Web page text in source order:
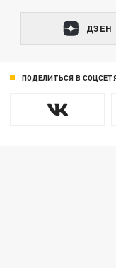
ДЗЕН
ПОДЕЛИТЬСЯ В